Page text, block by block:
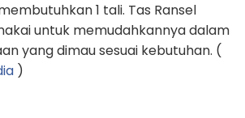
1 tali. Tas Ransel
untuk memudahkannya dalam
yang dimau sesuai kebutuhan. (
)